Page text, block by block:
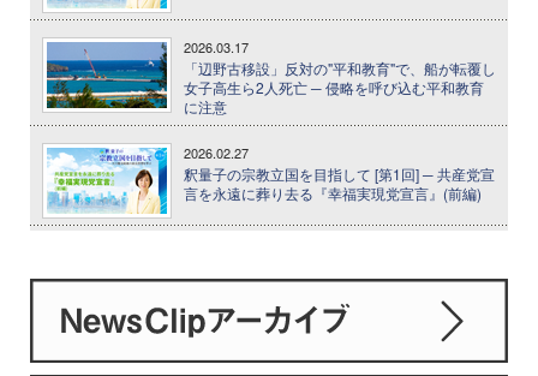
2026.03.17
「辺野古移設」反対の"平和教育"で、船が転覆し
女子高生ら2人死亡 ─ 侵略を呼び込む平和教育
に注意
2026.02.27
釈量子の宗教立国を目指して [第1回] ─ 共産党宣
言を永遠に葬り去る『幸福実現党宣言』(前編)